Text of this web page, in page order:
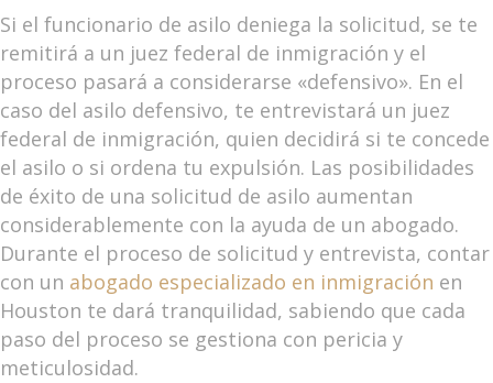
Si el funcionario de asilo deniega la solicitud, se te
remitirá a un juez federal de inmigración y el
proceso pasará a considerarse «defensivo». En el
caso del asilo defensivo, te entrevistará un juez
federal de inmigración, quien decidirá si te concede
el asilo o si ordena tu expulsión. Las posibilidades
de éxito de una solicitud de asilo aumentan
considerablemente con la ayuda de un abogado.
Durante el proceso de solicitud y entrevista, contar
con un abogado especializado en inmigración en
Houston te dará tranquilidad, sabiendo que cada
paso del proceso se gestiona con pericia y
meticulosidad.